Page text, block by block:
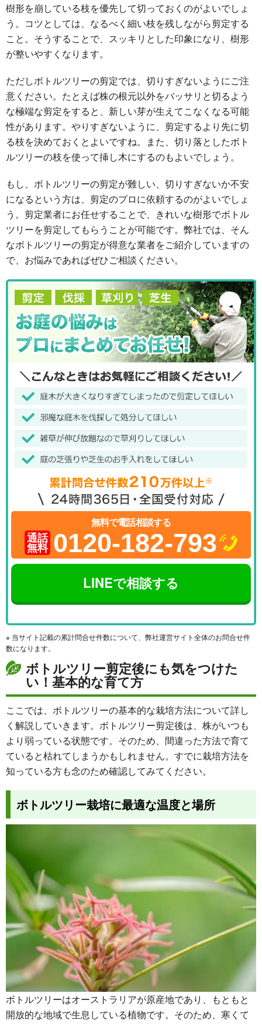
樹形を崩している枝を優先して切っておくのがよいでしょ
う。コツとしては、なるべく細い枝を残しながら剪定する
こと。そうすることで、スッキリとした印象になり、樹形
が整いやすくなります。
ただしボトルツリーの剪定では、切りすぎないようにご注
意ください。たとえば株の根元以外をバッサリと切るよう
な極端な剪定をすると、新しい芽が生えてこなくなる可能
性があります。やりすぎないように、剪定するより先に切
る枝を決めておくとよいですね。また、切り落としたボト
ルツリーの枝を使って挿し木にするのもよいでしょう。
もし、ボトルツリーの剪定が難しい、切りすぎないか不安
になるという方は、剪定のプロに依頼するのがよいでしょ
う。剪定業者にお任せすることで、きれいな樹形でボトル
ツリーを剪定してもらうことが可能です。弊社では、そん
なボトルツリーの剪定が得意な業者をご紹介していますの
で、お悩みであればぜひご相談ください。
無料で電話相談する
通話
無料 0120-182-793
LINEで相談する
※ 当サイト記載の累計問合せ件数について、弊社運営サイト全体のお問合せ件
数になります。
ボトルツリー剪定後にも気をつけた
い！基本的な育て方
ここでは、ボトルツリーの基本的な栽培方法について詳し
く解説していきます。ボトルツリー剪定後は、株がいつも
より弱っている状態です。そのため、間違った方法で育て
ていると枯れてしまうかもしれません。すでに栽培方法を
知っている方も念のため確認してみてください。
ボトルツリー栽培に最適な温度と場所
ボトルツリーはオーストラリアが原産地であり、もともと
開放的な地域で生息している植物です。そのため、寒くて